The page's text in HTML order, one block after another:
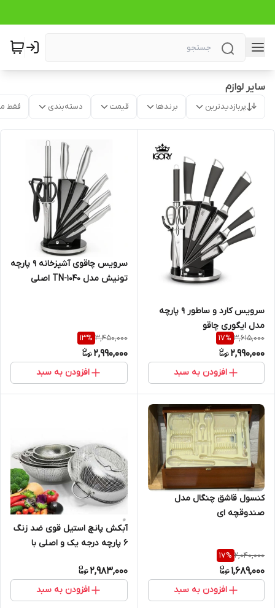
سایر لوازم
پربازدیدترین برندها قیمت دسته‌بندی فقط
سرویس کارد و ساطور 9 پارچه
مدل ایگوری چاقو
3,615,000
17%
2,990,000
افزودن به سبد
سرویس چاقوی آشپزخانه 9 پارچه
تونیش مدل TN-1040 اصلی
3,450,000
13%
2,990,000
افزودن به سبد
کنسول قاشق چنگال مدل
صندوقچه ای
2,040,000
17%
1,689,000
افزودن به سبد
آبکش پانچ استیل قوی ضد زنگ
6 پارچه درجه یک و اصلی با
2,983,000
افزودن به سبد